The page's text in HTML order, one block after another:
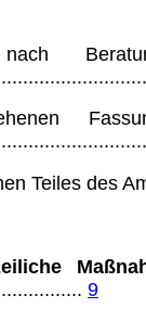
Teiles des
9